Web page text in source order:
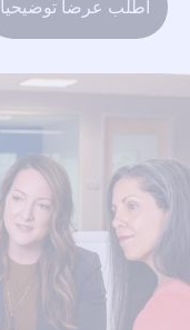
اطلب عرضاً توضيحياً